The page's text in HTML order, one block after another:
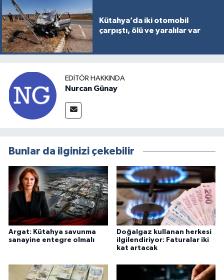
Kütahya’da iki otomobil
çarpıştı, ölü ve yaralılar var
EDITÖR HAKKINDA
Nurcan Günay
Bunlar da ilginizi çekebilir
Argat: Kütahya savunma
sanayine entegre olmalı
Doğalgaz kullanan herkesi
ilgilendiriyor: Faturalar iki
kat artacak